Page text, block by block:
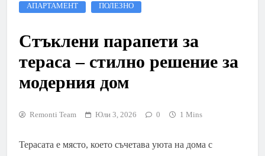
АПАРТАМЕНТ ПОЛЕЗНО
Стъклени парапети за
тераса – стилно решение за
модерния дом
Remonti Team Юли 3, 2026 0 1 Mins
Терасата е място, което съчетава уюта на дома с